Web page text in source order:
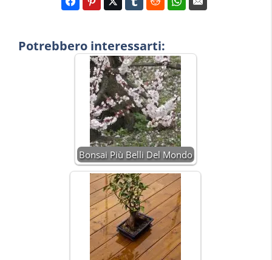
Potrebbero interessarti:
Bonsai Più Belli Del Mondo